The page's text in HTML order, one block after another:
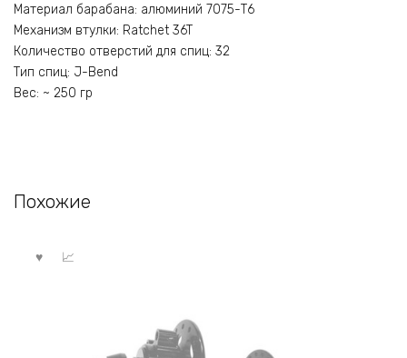
Материал барабана: алюминий 7075-Т6
Механизм втулки: Ratchet 36T
Количество отверстий для спиц: 32
Тип спиц: J-Bend
Вес: ~ 250 гр
Похожие